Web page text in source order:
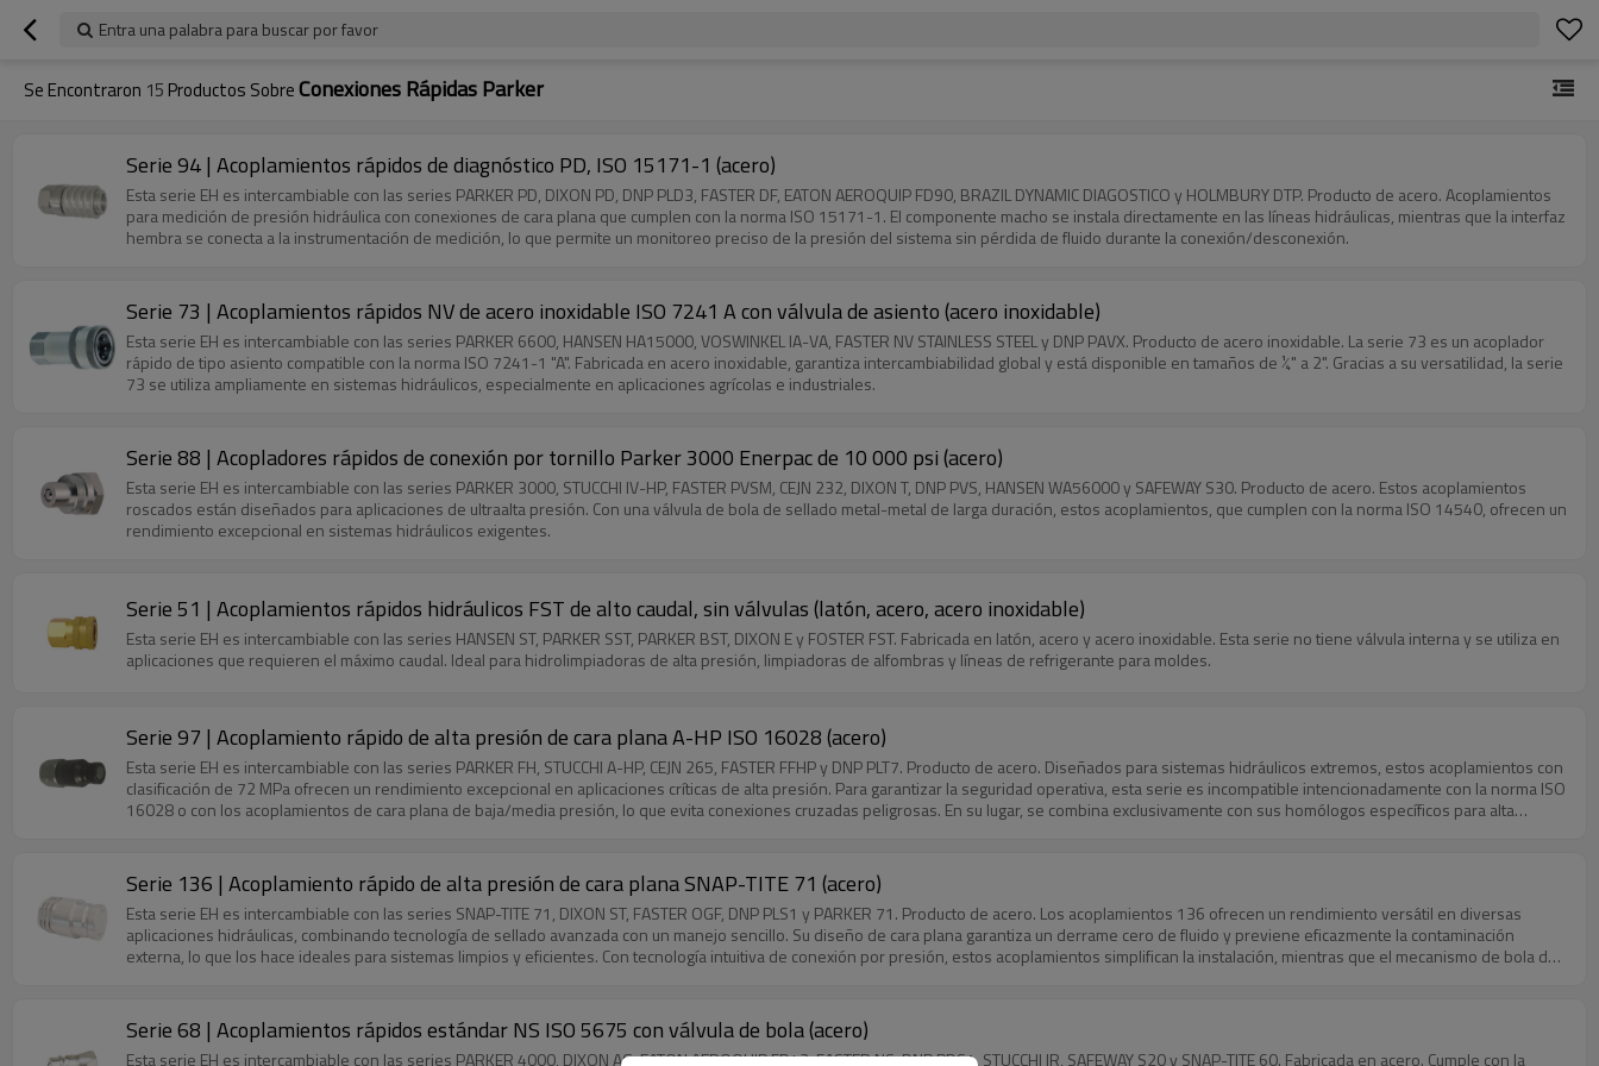
Entra una palabra para buscar por favor
Se Encontraron 15 Productos SobreConexiones Rápidas Parker
Serie 94 | Acoplamientos rápidos de diagnóstico PD, ISO 15171-1 (acero)
Esta serie EH es intercambiable con las series PARKER PD, DIXON PD, DNP PLD3, FASTER DF, EATON AEROQUIP FD90, BRAZIL DYNAMIC DIAGOSTICO y HOLMBURY DTP. Producto de acero. Acoplamientos
para medición de presión hidráulica con conexiones de cara plana que cumplen con la norma ISO 15171-1. El componente macho se instala directamente en las líneas hidráulicas, mientras que la interfaz
hembra se conecta a la instrumentación de medición, lo que permite un monitoreo preciso de la presión del sistema sin pérdida de fluido durante la conexión/desconexión.
Serie 73 | Acoplamientos rápidos NV de acero inoxidable ISO 7241 A con válvula de asiento (acero inoxidable)
Esta serie EH es intercambiable con las series PARKER 6600, HANSEN HA15000, VOSWINKEL IA-VA, FASTER NV STAINLESS STEEL y DNP PAVX. Producto de acero inoxidable. La serie 73 es un acoplador
rápido de tipo asiento compatible con la norma ISO 7241-1 "A". Fabricada en acero inoxidable, garantiza intercambiabilidad global y está disponible en tamaños de ¼" a 2". Gracias a su versatilidad, la serie
73 se utiliza ampliamente en sistemas hidráulicos, especialmente en aplicaciones agrícolas e industriales.
Serie 88 | Acopladores rápidos de conexión por tornillo Parker 3000 Enerpac de 10 000 psi (acero)
Esta serie EH es intercambiable con las series PARKER 3000, STUCCHI IV-HP, FASTER PVSM, CEJN 232, DIXON T, DNP PVS, HANSEN WA56000 y SAFEWAY S30. Producto de acero. Estos acoplamientos
roscados están diseñados para aplicaciones de ultraalta presión. Con una válvula de bola de sellado metal-metal de larga duración, estos acoplamientos, que cumplen con la norma ISO 14540, ofrecen un
rendimiento excepcional en sistemas hidráulicos exigentes.
Serie 51 | Acoplamientos rápidos hidráulicos FST de alto caudal, sin válvulas (latón, acero, acero inoxidable)
Esta serie EH es intercambiable con las series HANSEN ST, PARKER SST, PARKER BST, DIXON E y FOSTER FST. Fabricada en latón, acero y acero inoxidable. Esta serie no tiene válvula interna y se utiliza en
aplicaciones que requieren el máximo caudal. Ideal para hidrolimpiadoras de alta presión, limpiadoras de alfombras y líneas de refrigerante para moldes.
Serie 97 | Acoplamiento rápido de alta presión de cara plana A-HP ISO 16028 (acero)
Esta serie EH es intercambiable con las series PARKER FH, STUCCHI A-HP, CEJN 265, FASTER FFHP y DNP PLT7. Producto de acero. Diseñados para sistemas hidráulicos extremos, estos acoplamientos con
clasificación de 72 MPa ofrecen un rendimiento excepcional en aplicaciones críticas de alta presión. Para garantizar la seguridad operativa, esta serie es incompatible intencionadamente con la norma ISO
16028 o con los acoplamientos de cara plana de baja/media presión, lo que evita conexiones cruzadas peligrosas. En su lugar, se combina exclusivamente con sus homólogos específicos para alta
Serie 136 | Acoplamiento rápido de alta presión de cara plana SNAP-TITE 71 (acero)
Esta serie EH es intercambiable con las series SNAP-TITE 71, DIXON ST, FASTER OGF, DNP PLS1 y PARKER 71. Producto de acero. Los acoplamientos 136 ofrecen un rendimiento versátil en diversas
aplicaciones hidráulicas, combinando tecnología de sellado avanzada con un manejo sencillo. Su diseño de cara plana garantiza un derrame cero de fluido y previene eficazmente la contaminación
externa, lo que los hace ideales para sistemas limpios y eficientes. Con tecnología intuitiva de conexión por presión, estos acoplamientos simplifican la instalación, mientras que el mecanismo de bola de
Serie 68 | Acoplamientos rápidos estándar NS ISO 5675 con válvula de bola (acero)
Esta serie EH es intercambiable con las series PARKER 4000, DIXON AG, EATON AEROQUIP FD42, FASTER NS, DNP PDS1, STUCCHI IR, SAFEWAY S20 y SNAP-TITE 60. Fabricada en acero. Cumple con la